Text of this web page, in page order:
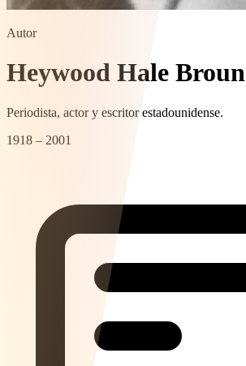
Autor
Heywood Hale Broun
Periodista, actor y escritor estadounidense.
1918 – 2001